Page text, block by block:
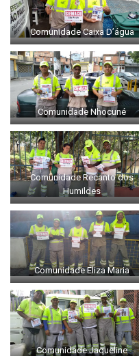
Comunidade Caixa D’água
Comunidade Nhocuné
Comunidade Recanto dos
Humildes
Comunidade Eliza Maria
Comunidade Jaqueline